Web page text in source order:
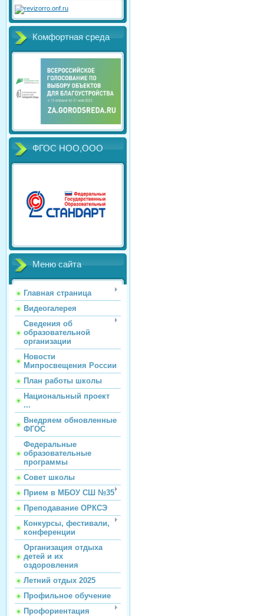
Комфортная среда
ФГОС НОО,ООО
Меню сайта
Главная страница
Видеогалерея
Сведения об
образовательной
организации
Новости
Мипросвещения России
План работы школы
Национальный проект
...
Внедряем обновленные
ФГОС
Федеральные
образовательные
программы
Совет школы
Прием в МБОУ СШ №35
Преподавание ОРКСЭ
Конкурсы, фестивали,
конференции
Организация отдыха
детей и их
оздоровления
Летний отдых 2025
Профильное обучение
Профориентация